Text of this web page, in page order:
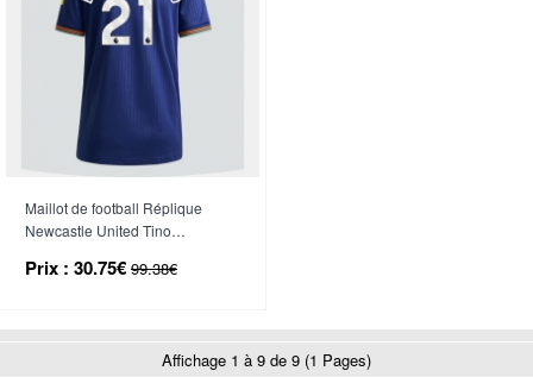
Maillot de football Réplique
Newcastle United Tino
Femme 2025-26 Manche Courte
Prix : 30.75€ 99.38€
Affichage 1 à 9 de 9 (1 Pages)